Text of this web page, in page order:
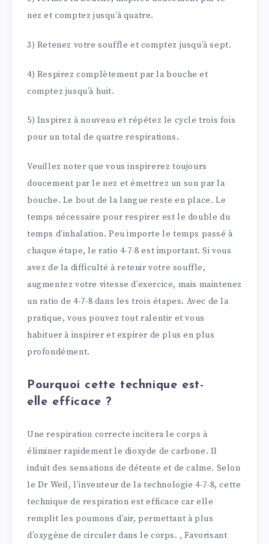
nez et comptez jusqu’à quatre.
3) Retenez votre souffle et comptez jusqu’à sept.
4) Respirez complètement par la bouche et
comptez jusqu’à huit.
5) Inspirez à nouveau et répétez le cycle trois fois
pour un total de quatre respirations.
Veuillez noter que vous inspirerez toujours
doucement par le nez et émettrez un son par la
bouche. Le bout de la langue reste en place. Le
temps nécessaire pour respirer est le double du
temps d’inhalation. Peu importe le temps passé à
chaque étape, le ratio 4-7-8 est important. Si vous
avez de la difficulté à retenir votre souffle,
augmentez votre vitesse d’exercice, mais maintenez
un ratio de 4-7-8 dans les trois étapes. Avec de la
pratique, vous pouvez tout ralentir et vous
habituer à inspirer et expirer de plus en plus
profondément.
Pourquoi cette technique est-
elle efficace ?
Une respiration correcte incitera le corps à
éliminer rapidement le dioxyde de carbone. Il
induit des sensations de détente et de calme. Selon
le Dr Weil, l’inventeur de la technologie 4-7-8, cette
technique de respiration est efficace car elle
remplit les poumons d’air, permettant à plus
d’oxygène de circuler dans le corps. , Favorisant